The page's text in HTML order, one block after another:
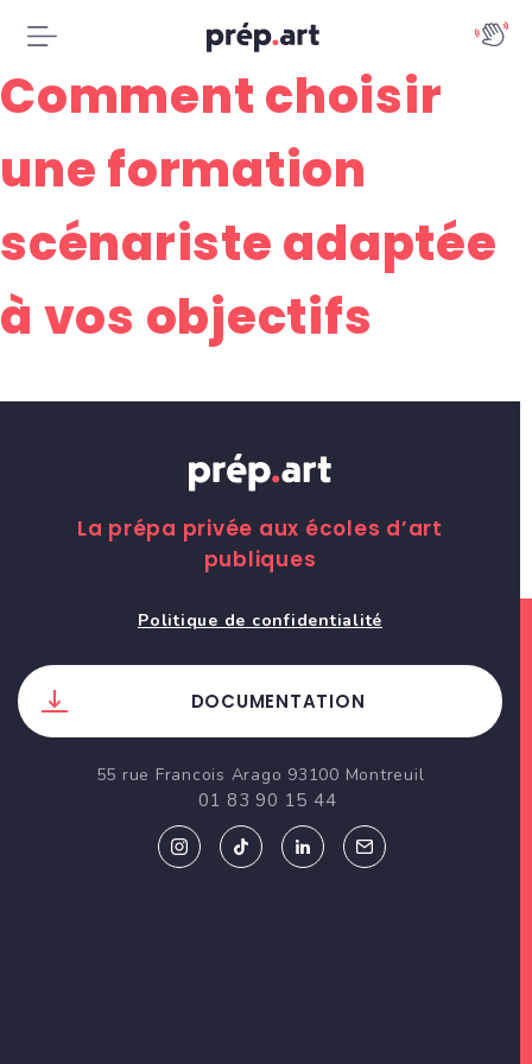
Comment choisir
une formation
scénariste adaptée
à vos objectifs
La prépa privée aux écoles d’art
publiques
Politique de confidentialité
DOCUMENTATION
55 rue Francois Arago 93100 Montreuil
01 83 90 15 44